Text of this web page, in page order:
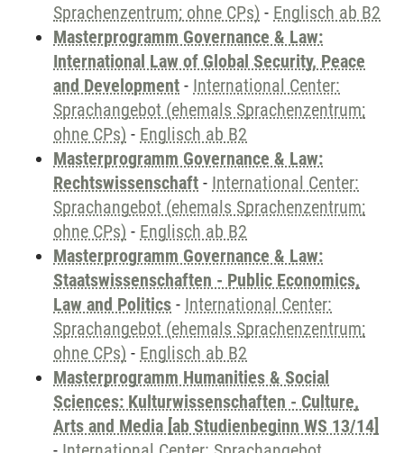
Sprachenzentrum; ohne CPs) - Englisch ab B2
Masterprogramm Governance & Law:
International Law of Global Security, Peace
and Development - International Center:
Sprachangebot (ehemals Sprachenzentrum;
ohne CPs) - Englisch ab B2
Masterprogramm Governance & Law:
Rechtswissenschaft - International Center:
Sprachangebot (ehemals Sprachenzentrum;
ohne CPs) - Englisch ab B2
Masterprogramm Governance & Law:
Staatswissenschaften - Public Economics,
Law and Politics - International Center:
Sprachangebot (ehemals Sprachenzentrum;
ohne CPs) - Englisch ab B2
Masterprogramm Humanities & Social
Sciences: Kulturwissenschaften - Culture,
Arts and Media [ab Studienbeginn WS 13/14]